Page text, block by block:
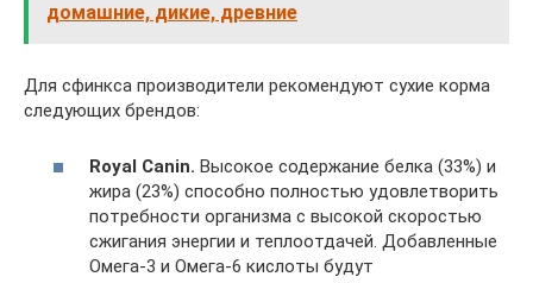
домашние, дикие, древние
Для сфинкса производители рекомендуют сухие корма
следующих брендов:
Royal Canin. Высокое содержание белка (33%) и
жира (23%) способно полностью удовлетворить
потребности организма с высокой скоростью
сжигания энергии и теплоотдачей. Добавленные
Омега-3 и Омега-6 кислоты будут